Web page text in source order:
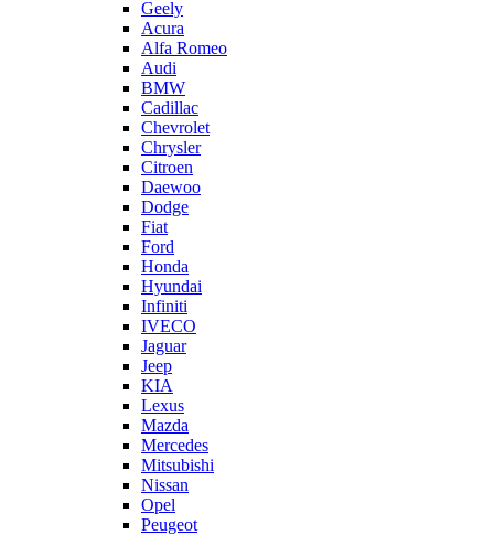
Geely
Acura
Alfa Romeo
Audi
BMW
Cadillac
Chevrolet
Chrysler
Citroen
Daewoo
Dodge
Fiat
Ford
Honda
Hyundai
Infiniti
IVECO
Jaguar
Jeep
KIA
Lexus
Mazda
Mercedes
Mitsubishi
Nissan
Opel
Peugeot